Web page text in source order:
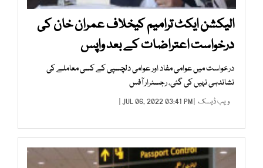
الیکشن ایکٹ ترامیم کیخلاف عمران خان کی
درخواست اعتراضات کے بعد واپس
درخواست میں عوامی مفاد اور عوامی دلچسپی کے کسی معاملے کی
نشاندہی نہیں کی گئی، رجسٹرار آفس
ویب ڈیسک | JUL 06, 2022 03:41 PM |